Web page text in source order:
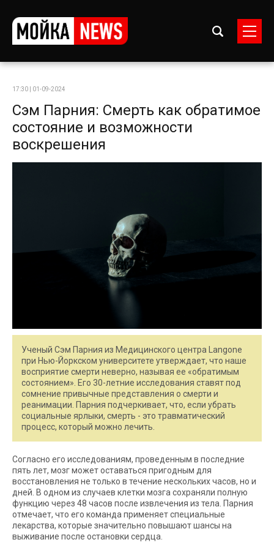
17:30 | 01-09-2024
Сэм Парния: Смерть как обратимое
состояние и возможности
воскрешения
Ученый Сэм Парния из Медицинского центра Langone
при Нью-Йоркском университете утверждает, что наше
восприятие смерти неверно, называя ее «обратимым
состоянием». Его 30-летние исследования ставят под
сомнение привычные представления о смерти и
реанимации. Парния подчеркивает, что, если убрать
социальные ярлыки, смерть - это травматический
процесс, который можно лечить.
Согласно его исследованиям, проведенным в последние
пять лет, мозг может оставаться пригодным для
восстановления не только в течение нескольких часов, но и
дней. В одном из случаев клетки мозга сохраняли полную
функцию через 48 часов после извлечения из тела. Парния
отмечает, что его команда применяет специальные
лекарства, которые значительно повышают шансы на
выживание после остановки сердца.